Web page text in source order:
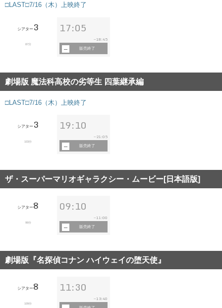
□LAST□7/16（木）上映終了
シアター 3
87分
17:05
~18:45
販売終了
劇場版 魔法科高校の劣等生 四葉継承編
□LAST□7/16（木）上映終了
シアター 3
103分
19:10
~ 21:05
販売終了
ザ・スーパーマリオギャラクシー・ムービー[日本語版]
シアター8
99分
09:10
~11:00
販売終了
劇場版『名探偵コナン ハイウェイの堕天使』
シアター8
109分
11:30
~13:40